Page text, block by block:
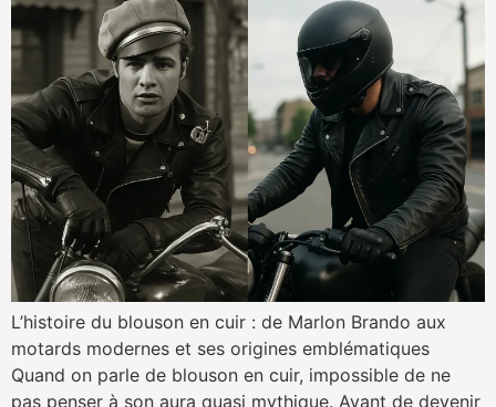
L’histoire du blouson en cuir : de Marlon Brando aux
motards modernes et ses origines emblématiques
Quand on parle de blouson en cuir, impossible de ne
pas penser à son aura quasi mythique. Avant de devenir